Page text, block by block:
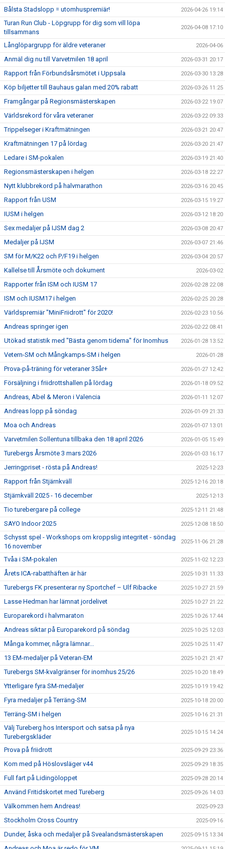
Bålsta Stadslopp = utomhuspremiär! 2026-04-26 19:14
Turan Run Club - Löpgrupp för dig som vill löpa
tillsammans
2026-04-08 17:10
Långlöpargrupp för äldre veteraner 2026-04-06
Anmäl dig nu till Varvetmilen 18 april 2026-03-31 20:17
Rapport från Förbundsårsmötet i Uppsala 2026-03-30 13:28
Köp biljetter till Bauhaus galan med 20% rabatt 2026-03-26 11:25
Framgångar på Regionsmästerskapen 2026-03-22 19:07
Världsrekord för våra veteraner 2026-03-22 09:33
Trippelseger i Kraftmätningen 2026-03-21 20:47
Kraftmätningen 17 på lördag 2026-03-20 21:47
Ledare i SM-pokalen 2026-03-19 21:40
Regionsmästerskapen i helgen 2026-03-18 22:27
Nytt klubbrekord på halvmarathon 2026-03-16 20:45
Rapport från USM 2026-03-15 19:27
IUSM i helgen 2026-03-12 18:20
Sex medaljer på IJSM dag 2 2026-03-08 20:47
Medaljer på IJSM 2026-03-07 21:46
SM för M/K22 och P/F19 i helgen 2026-03-04 20:57
Kallelse till Årsmöte och dokument 2026-03-02
Rapporter från ISM och IUSM 17 2026-02-28 22:08
ISM och IUSM17 i helgen 2026-02-25 20:28
Världspremiär "MiniFriidrott" för 2020! 2026-02-23 10:56
Andreas springer igen 2026-02-22 08:41
Utökad statistik med "Bästa genom tiderna" för Inomhus 2026-01-28 13:52
Vetern-SM och Mångkamps-SM i helgen 2026-01-28
Prova-på-träning för veteraner 35år+ 2026-01-27 12:42
Försäljning i friidrottshallen på lördag 2026-01-18 09:52
Andreas, Abel & Meron i Valencia 2026-01-11 12:07
Andreas lopp på söndag 2026-01-09 21:33
Moa och Andreas 2026-01-07 13:01
Varvetmilen Sollentuna tillbaka den 18 april 2026 2026-01-05 15:49
Turebergs Årsmöte 3 mars 2026 2026-01-03 16:17
Jerringpriset - rösta på Andreas! 2025-12-23
Rapport från Stjärnkväll 2025-12-16 20:18
Stjärnkväll 2025 - 16 december 2025-12-13
Tio turebergare på college 2025-12-11 21:48
SAYO Indoor 2025 2025-12-08 18:50
Schysst spel - Workshops om kroppslig integritet - söndag
16 november
2025-11-06 21:28
Tvåa i SM-pokalen 2025-11-02 12:23
Årets ICA-rabatthäften är här 2025-10-31 11:33
Turebergs FK presenterar ny Sportchef – Ulf Ribacke 2025-10-27 21:59
Lasse Hedman har lämnat jordelivet 2025-10-27 21:22
Europarekord i halvmaraton 2025-10-26 17:44
Andreas siktar på Europarekord på söndag 2025-10-25 12:03
Många kommer, några lämnar... 2025-10-25 11:47
13 EM-medaljer på Veteran-EM 2025-10-21 21:47
Turebergs SM-kvalgränser för inomhus 25/26 2025-10-20 18:49
Ytterligare fyra SM-medaljer 2025-10-19 19:42
Fyra medaljer på Terräng-SM 2025-10-18 20:00
Terräng-SM i helgen 2025-10-16 21:31
Välj Tureberg hos Intersport och satsa på nya
Turebergskläder
2025-10-15 14:24
Prova på friidrott 2025-09-29 23:36
Kom med på Höslovsläger v44 2025-09-29 18:35
Full fart på Lidingöloppet 2025-09-28 20:14
Använd Fritidskortet med Tureberg 2025-09-26 14:03
Välkommen hem Andreas! 2025-09-23
Stockholm Cross Country 2025-09-16
Dunder, åska och medaljer på Svealandsmästerskapen 2025-09-15 13:34